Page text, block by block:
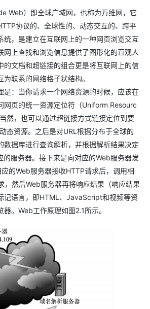
）即全球广域网，也称为万维网，它
协议的、全球性的、动态交互的、跨平
统，是建立在互联网上的一种网页浏览交互
网上查找和浏览信息提供了图形化的直观人
的文档和超链接的组合更是将互联网上的信
联系的网络格子状结构。
：当你请求一个网络资源的时候，应该在
网页的统一资源定位符（Uniform Resourc
然，也可以通过超链接方式链接定位到要
态资源。之后是对URL根据分布于全球的
数据库进行查询解析，并根据解析结果决定
的服务器。接下来是向对应的Web服务器发
的Web服务器接收HTTP请求后，调用相
，然后Web服务器再将响应结果（响应结果
记语言，即HTML、JavaScript和视频等资
。Web工作原理如图2.1所示。